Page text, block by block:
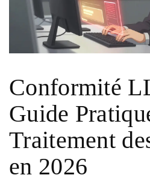
Conformité
Guide
Traitement
en 2026